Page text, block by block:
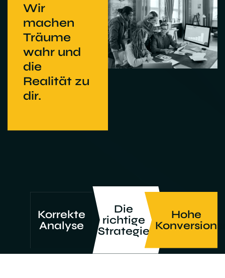
Wir
machen
Träume
wahr und
die
Realität zu
dir.
Korrekte
Analyse
Die
richtige
Strategie
Hohe